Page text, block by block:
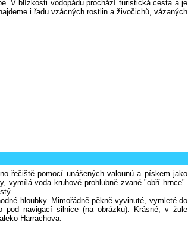
V blízkosti vodopádu prochází turistická cesta a je
i řadu vzácných rostlin a živočichů, vázaných
řečiště pomocí unášených valounů a pískem jako
vymílá voda kruhové prohlubně zvané "obří hrnce".
hloubky. Mimořádně pěkně vyvinuté, vymleté do
navigací silnice (na obrázku). Krásné, v žule
Harrachova.